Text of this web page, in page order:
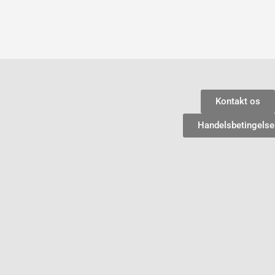
Kontakt os